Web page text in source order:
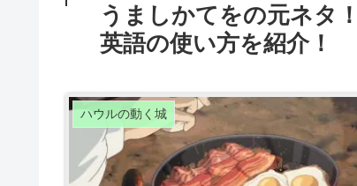
うましかてをの元ネタ
英語の使い方を紹介！
ハウルの動く城